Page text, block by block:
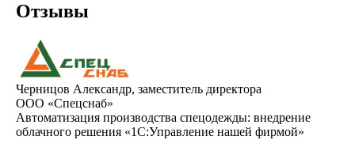
Отзывы
Черницов Александр, заместитель директора
ООО «Спецснаб»
Автоматизация производства спецодежды: внедрение
облачного решения «1С:Управление нашей фирмой»